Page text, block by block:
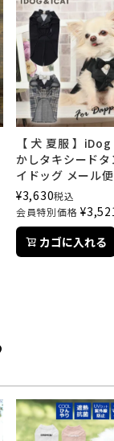
【 犬 夏服 】
かしタキシードタ
イドッグ メール
¥3,630税込
会員特別価格 ¥
カゴに入れる